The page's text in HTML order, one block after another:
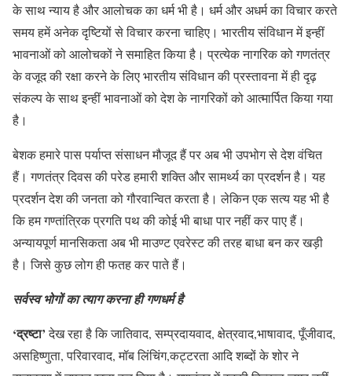
के साथ न्याय है और आलोचक का धर्म भी है। धर्म और अधर्म का विचार करते
समय हमें अनेक दृष्टियों से विचार करना चाहिए। भारतीय संविधान में इन्हीं
भावनाओं को आलोचकों ने समाहित किया है। प्रत्येक नागरिक को गणतंत्र
के वजूद की रक्षा करने के लिए भारतीय संविधान की प्रस्तावना में ही दृढ़
संकल्प के साथ इन्हीं भावनाओं को देश के नागरिकों को आत्मार्पित किया गया
है।
बेशक हमारे पास पर्याप्त संसाधन मौजूद हैं पर अब भी उपभोग से देश वंचित
हैं। गणतंत्र दिवस की परेड हमारी शक्ति और सामर्थ्य का प्रदर्शन है। यह
प्रदर्शन देश की जनता को गौरवान्वित करता है। लेकिन एक सत्य यह भी है
कि हम गण्तांत्रिक प्रगति पथ की कोई भी बाधा पार नहीं कर पाए हैं।
अन्यायपूर्ण मानसिकता अब भी माउण्ट एवरेस्ट की तरह बाधा बन कर खड़ी
है। जिसे कुछ लोग ही फतह कर पाते हैं।
सर्वस्व भोगों का त्याग करना ही गणधर्म है
‘द्रष्टा’देख रहा है कि जातिवाद, सम्प्रदायवाद, क्षेत्रवाद,भाषावाद, पूँजीवाद,
असहिष्णुता, परिवारवाद, मॉब लिंचिंग,कट्टरता आदि शब्दों के शोर ने